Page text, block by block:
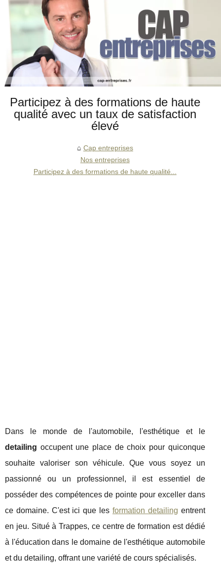
Participez à des formations de haute
qualité avec un taux de satisfaction
élevé
Cap entreprises
Nos entreprises
Participez à des formations de haute qualité...
Dans le monde de l'automobile, l'esthétique et le
detailing occupent une place de choix pour quiconque
souhaite valoriser son véhicule. Que vous soyez un
passionné ou un professionnel, il est essentiel de
posséder des compétences de pointe pour exceller dans
ce domaine. C'est ici que les formation detailing entrent
en jeu. Situé à Trappes, ce centre de formation est dédié
à l'éducation dans le domaine de l'esthétique automobile
et du detailing, offrant une variété de cours spécialisés.